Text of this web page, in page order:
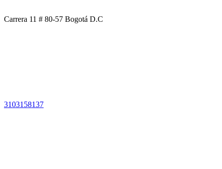
Carrera 11 # 80-57 Bogotá D.C
3103158137